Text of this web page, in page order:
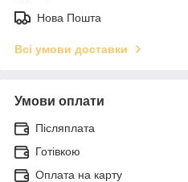
Нова Пошта
Всі умови доставки
Умови оплати
Післяплата
Готівкою
Оплата на карту